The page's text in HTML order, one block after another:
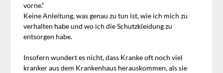
vorne.“
Keine Anleitung, was genau zu tun ist, wie ich mich zu
verhalten habe und wo ich die Schutzkleidung zu
entsorgen habe.
Insofern wundert es nicht, dass Kranke oft noch viel
kranker aus dem Krankenhaus herauskommen, als sie